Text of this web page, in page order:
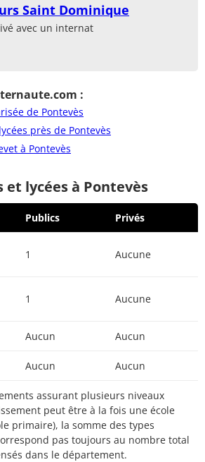
Saint Dominique
avec un internat
:
de Pontevès
près de Pontevès
à Pontevès
et lycées à Pontevès
Publics Privés
1 Aucune
1 Aucune
Aucun Aucun
Aucun Aucun
assurant plusieurs niveaux
peut être à la fois une école
primaire), la somme des types
pas toujours au nombre total
dans le département.